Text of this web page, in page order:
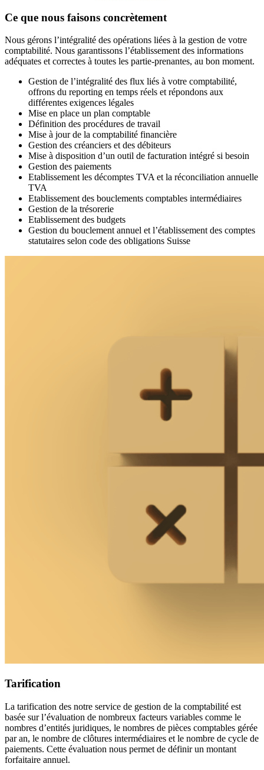
Ce que nous faisons concrètement
Nous gérons l’intégralité des opérations liées à la gestion de votre
comptabilité. Nous garantissons l’établissement des informations
adéquates et correctes à toutes les partie-prenantes, au bon moment.
Gestion de l’intégralité des flux liés à votre comptabilité,
offrons du reporting en temps réels et répondons aux
différentes exigences légales
Mise en place un plan comptable
Définition des procédures de travail
Mise à jour de la comptabilité financière
Gestion des créanciers et des débiteurs
Mise à disposition d’un outil de facturation intégré si besoin
Gestion des paiements
Etablissement les décomptes TVA et la réconciliation annuelle
TVA
Etablissement des bouclements comptables intermédiaires
Gestion de la trésorerie
Etablissement des budgets
Gestion du bouclement annuel et l’établissement des comptes
statutaires selon code des obligations Suisse
Tarification
La tarification des notre service de gestion de la comptabilité est
basée sur l’évaluation de nombreux facteurs variables comme le
nombres d’entités juridiques, le nombres de pièces comptables gérée
par an, le nombre de clôtures intermédiaires et le nombre de cycle de
paiements. Cette évaluation nous permet de définir un montant
forfaitaire annuel.